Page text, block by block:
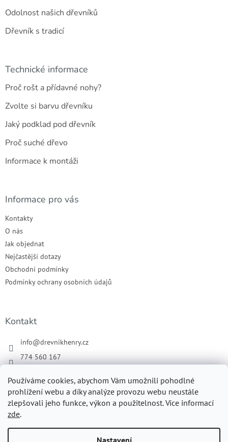
Používáme cookies, abychom Vám umožnili pohodlné
prohlížení webu a díky analýze provozu webu neustále
zlepšovali jeho funkce, výkon a použitelnost. Více informací
zde.
Nastavení
Odolnost našich dřevníků
Dřevník s tradicí
Technické informace
Proč rošt a přídavné nohy?
Zvolte si barvu dřevníku
Jaký podklad pod dřevník
Proč suché dřevo
Informace k montáži
Informace pro vás
Kontakty
O nás
Jak objednat
Nejčastější dotazy
Obchodní podmínky
Podmínky ochrany osobních údajů
Kontakt
info@drevnikhenry.cz
774 560 167